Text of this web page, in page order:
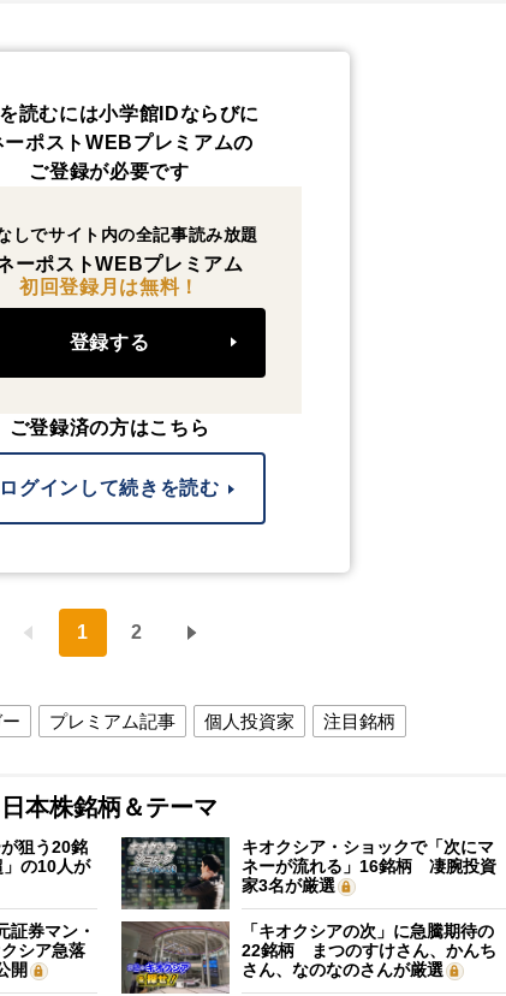
読むには小学館IDならびに
ーポストWEBプレミアムの
ご登録が必要です
しでサイト内の全記事読み放題
ーポストWEBプレミアム
初回登録月は無料！
登録する
ご登録済の方はこちら
ログインして続きを読む
1 2
プレミアム記事 個人投資家 注目銘柄
本株銘柄＆テーマ
が狙う20銘
の10人が
キオクシア・ショックで「次にマ
ネーが流れる」16銘柄 凄腕投資
家3名が厳選
証券マン・
シア急落
開
「キオクシアの次」に急騰期待の
22銘柄 まつのすけさん、かんち
さん、なのなのさんが厳選